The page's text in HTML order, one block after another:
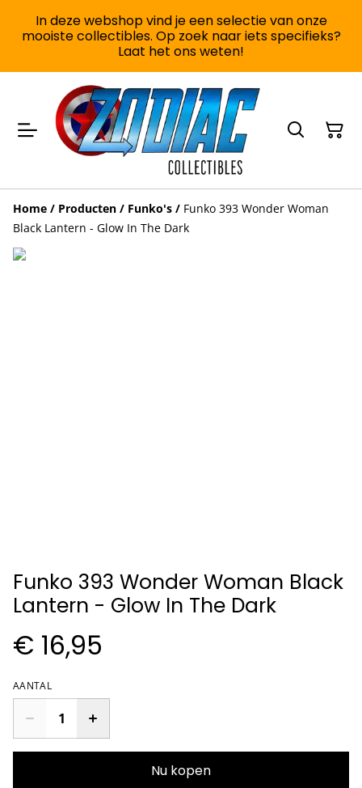
In deze webshop vind je een selectie van onze
mooiste collectibles. Op zoek naar iets specifieks?
Laat het ons weten!
Home / Producten / Funko's / Funko 393 Wonder Woman
Black Lantern - Glow In The Dark
Funko 393 Wonder Woman Black
Lantern - Glow In The Dark
€ 16,95
AANTAL
Nu kopen